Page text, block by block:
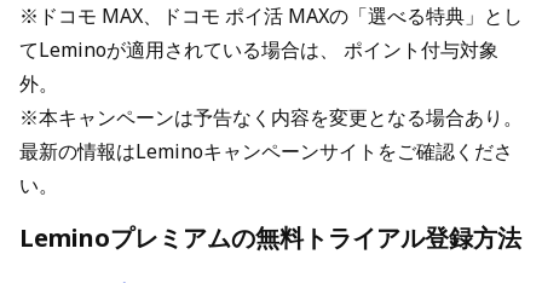
※ドコモ MAX、ドコモ ポイ活 MAXの「選べる特典」とし
てLeminoが適用されている場合は、 ポイント付与対象
外。
※本キャンペーンは予告なく内容を変更となる場合あり。
最新の情報はLeminoキャンペーンサイトをご確認くださ
い。
Leminoプレミアムの無料トライアル登録方法